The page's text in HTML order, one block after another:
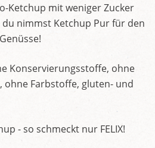
Ketchup mit weniger Zucker
du nimmst Ketchup Pur für den
Konservierungsstoffe, ohne
ohne Farbstoffe, gluten- und
- so schmeckt nur FELIX!